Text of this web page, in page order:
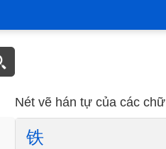
Nét vẽ hán tự của các chữ
铁